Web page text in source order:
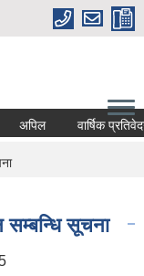
अपिल वार्षिक
सम्बन्धि सूचना